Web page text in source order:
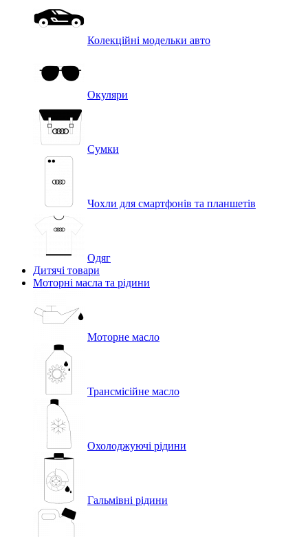
Колекційні модельки авто
Окуляри
Сумки
Чохли для смартфонів та планшетів
Одяг
Дитячі товари
Моторні масла та рідини
Моторне масло
Трансмісійне масло
Охолоджуючі рідини
Гальмівні рідини